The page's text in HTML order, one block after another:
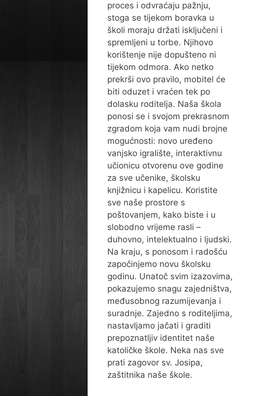
proces i odvraćaju pažnju,
stoga se tijekom boravka u
školi moraju držati isključeni i
spremljeni u torbe. Njihovo
korištenje nije dopušteno ni
tijekom odmora. Ako netko
prekrši ovo pravilo, mobitel će
biti oduzet i vraćen tek po
dolasku roditelja. Naša škola
ponosi se i svojom prekrasnom
zgradom koja vam nudi brojne
mogućnosti: novo uređeno
vanjsko igralište, interaktivnu
učionicu otvorenu ove godine
za sve učenike, školsku
knjižnicu i kapelicu. Koristite
sve naše prostore s
poštovanjem, kako biste i u
slobodno vrijeme rasli –
duhovno, intelektualno i ljudski.
Na kraju, s ponosom i radošću
započinjemo novu školsku
godinu. Unatoč svim izazovima,
pokazujemo snagu zajedništva,
međusobnog razumijevanja i
suradnje. Zajedno s roditeljima,
nastavljamo jačati i graditi
prepoznatljiv identitet naše
katoličke škole. Neka nas sve
prati zagovor sv. Josipa,
zaštitnika naše škole.